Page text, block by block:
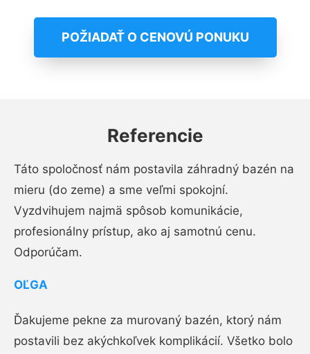
POŽIADAŤ O CENOVÚ PONUKU
Referencie
Táto spoločnosť nám postavila záhradný bazén na
mieru (do zeme) a sme veľmi spokojní.
Vyzdvihujem najmä spôsob komunikácie,
profesionálny prístup, ako aj samotnú cenu.
Odporúčam.
OĽGA
Ďakujeme pekne za murovaný bazén, ktorý nám
postavili bez akýchkoľvek komplikácií. Všetko bolo